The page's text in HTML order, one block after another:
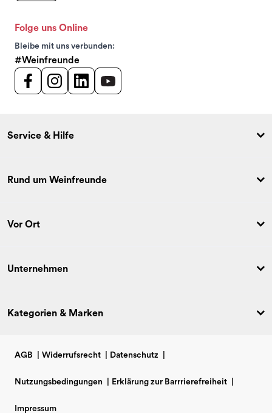
Folge uns Online
Bleibe mit uns verbunden:
#Weinfreunde
Service & Hilfe
Rund um Weinfreunde
Vor Ort
Unternehmen
Kategorien & Marken
AGB Widerrufsrecht Datenschutz
Nutzungsbedingungen Erklärung zur Barrrierefreiheit
Impressum